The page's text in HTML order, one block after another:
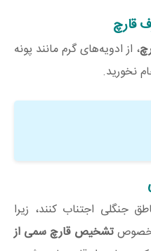
قارچ
، از ادویه‌های گرم مانند پونه
نخورید.
جنگلی اجتناب کنند، زیرا
خصوصتشخیص قارچ سمی از